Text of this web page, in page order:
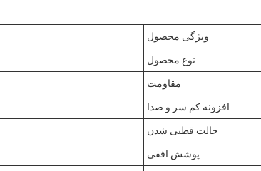
ویژگی محصول
نوع محصول
مقاومت
افزونه کم سر و صدا
حالت قطبی شدن
پوشش افقی